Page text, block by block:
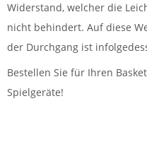
Widerstand, welcher die
nicht behindert. Auf diese
der Durchgang ist
Bestellen Sie für Ihren
Spielgeräte!